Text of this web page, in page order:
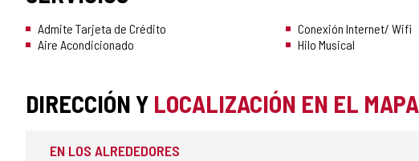
Admite Tarjeta de Crédito
Aire Acondicionado
Conexión Internet/ Wifi
Hilo Musical
DIRECCIÓN Y LOCALIZACIÓN EN EL MAPA
EN LOS ALREDEDORES